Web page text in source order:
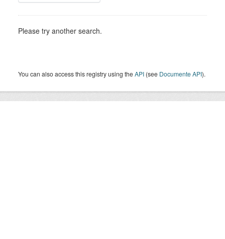
Please try another search.
You can also access this registry using theAPI (see Documente API).